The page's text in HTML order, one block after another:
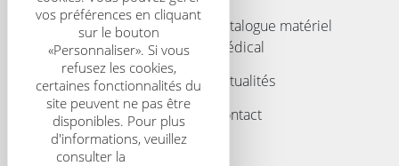
vos préférences en cliquant
sur le bouton
«Personnaliser». Si vous
refusez les cookies,
certaines fonctionnalités du
site peuvent ne pas être
disponibles. Pour plus
d'informations, veuillez
consulter la
Enfant
Implants
Catalogue matériel
médical
Actualités
Contact